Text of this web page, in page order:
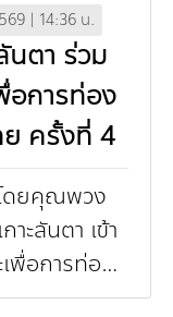
บการเงิน
วัติ
วนิช
ริ้นท์
แวดล้อม
ภาพ
ดล้อม
ล้อม
| 14:36 น.
นตา ร่วม
อการท่อง
ย ครั้งที่ 4
ดยคุณพวง
าะลันตา เข้า
พื่อการท่อง
ย ครั้งที่ 4